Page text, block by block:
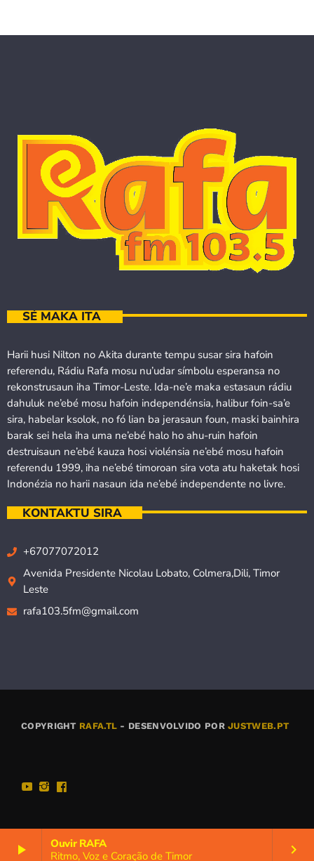
play_arrow
Ouvir RAFA
Ritmo, Voz e Coração de Timor
keyboard_arrow_right
SÉ MAKA ITA
Harii husi Nilton no Akita durante tempu susar sira hafoin
referendu, Rádiu Rafa mosu nu’udar símbolu esperansa no
rekonstrusaun iha Timor-Leste. Ida-ne’e maka estasaun rádiu
dahuluk ne’ebé mosu hafoin independénsia, halibur foin-sa’e
sira, habelar ksolok, no fó lian ba jerasaun foun, maski bainhira
barak sei hela iha uma ne’ebé halo ho ahu-ruin hafoin
destruisaun ne’ebé kauza hosi violénsia ne’ebé mosu hafoin
referendu 1999, iha ne’ebé timoroan sira vota atu haketak hosi
Indonézia no harii nasaun ida ne’ebé independente no livre.
KONTAKTU SIRA
+67077072012
Avenida Presidente Nicolau Lobato, Colmera,Dili, Timor
Leste
rafa103.5fm@gmail.com
COPYRIGHT RAFA.TL - DESENVOLVIDO PORJUSTWEB.PT